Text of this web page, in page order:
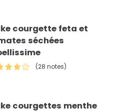
courgette feta et
séchées
(28 notes)
courgettes menthe